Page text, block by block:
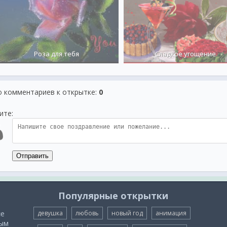
Роза для тебя Сладкое угощение
комментариев к открытке: 0
Отправить
Популярные открытки
девушка любовь новый год анимация